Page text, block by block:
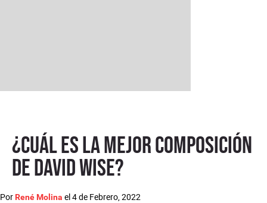
¿Cuál es la mejor composición
de David Wise?
Por René Molina el4 de Febrero, 2022